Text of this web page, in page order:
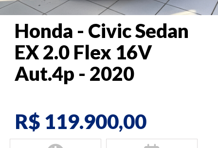
Honda - Civic Sedan
EX 2.0 Flex 16V
Aut.4p - 2020
R$ 119.900,00